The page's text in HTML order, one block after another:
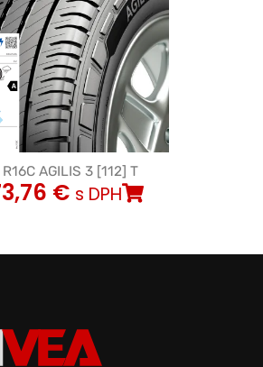
AGILIS 3 [112] T
€ s DPH